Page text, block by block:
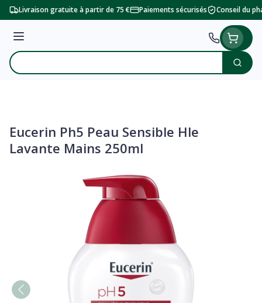
Aller au contenu
Livraison gratuite à partir de 75 € Paiements sécurisés Conseil du
Menu
Rechercher
Eucerin Ph5 Peau Sensible Hle
Lavante Mains 250ml